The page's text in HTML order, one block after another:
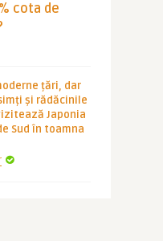
cota de
țări, dar
și rădăcinile
Japonia
Sud în toamna